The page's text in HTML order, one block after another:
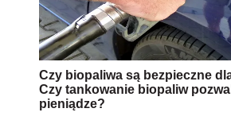
Czy biopaliwa są bezpieczne
Czy tankowanie biopaliw
pieniądze?